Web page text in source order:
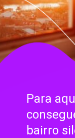
Para
bairro